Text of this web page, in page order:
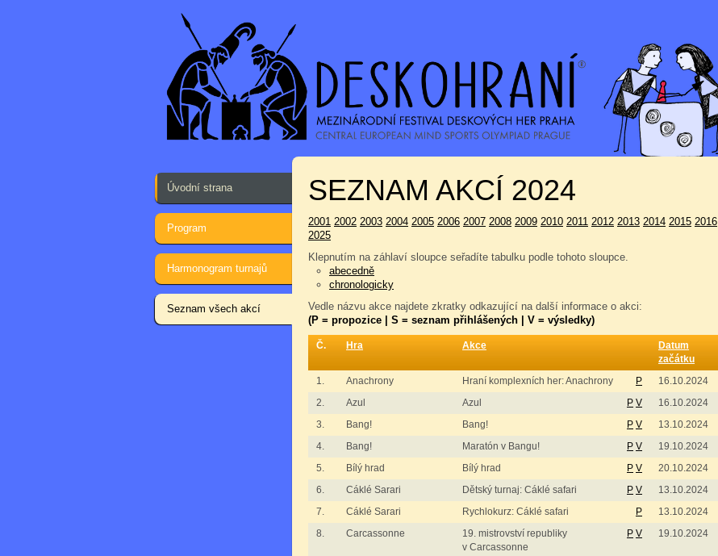
Úvodní strana
Program
Harmonogram turnajů
Seznam všech akcí
SEZNAM AKCÍ 2024
2001 2002 2003 2004 2005 2006 2007 2008 2009 2010 2011 2012 2013 2014 2015 2016
2025
Klepnutím na záhlaví sloupce seřadíte tabulku podle tohoto sloupce.
abecedně
chronologicky
Vedle názvu akce najdete zkratky odkazující na další informace o akci:
(P = propozice | S = seznam přihlášených | V = výsledky)
Č. Hra Akce
Datum
začátku
1.
Anachrony Hraní komplexních her: Anachrony P 16.10.2024
2.
Azul Azul P V 16.10.2024
3.
Bang! Bang! P V 13.10.2024
4.
Bang! Maratón v Bangu! P V 19.10.2024
5.
Bílý hrad Bílý hrad P V 20.10.2024
6.
Cáklé Sarari Dětský turnaj: Cáklé safari P V 13.10.2024
7.
Cáklé Sarari Rychlokurz: Cáklé safari P 13.10.2024
8.
Carcassonne
19. mistrovství republiky
v Carcassonne
P V 19.10.2024